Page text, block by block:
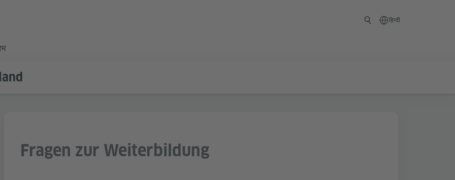
हिन्दी
Fragen zur Weiterbildung